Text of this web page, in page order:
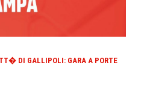
DI GALLIPOLI: GARA A PORTE